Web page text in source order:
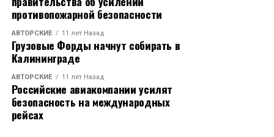
противопожарной безопасности
АВТОРСКИЕ 11 лет Назад
Грузовые Форды начнут собирать в
Калининграде
АВТОРСКИЕ 11 лет Назад
Российские авиакомпании усилят
безопасность на международных
рейсах